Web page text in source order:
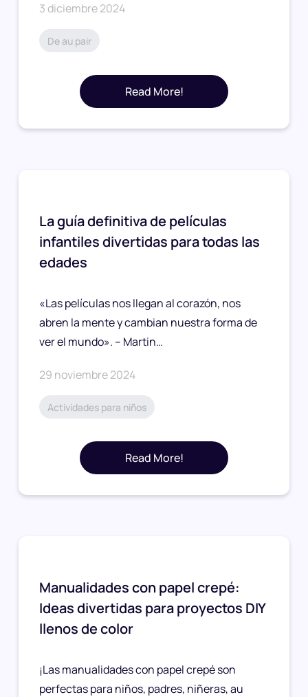
3 diciembre 2024
De au pair
Read More!
La guía definitiva de películas
infantiles divertidas para todas las
edades
«Las películas nos llegan al corazón, nos
abren la mente y cambian nuestra forma de
ver el mundo». – Martin…
29 noviembre 2024
Actividades para niños
Read More!
Manualidades con papel crepé:
Ideas divertidas para proyectos DIY
llenos de color
¡Las manualidades con papel crepé son
perfectas para niños, padres, niñeras, au